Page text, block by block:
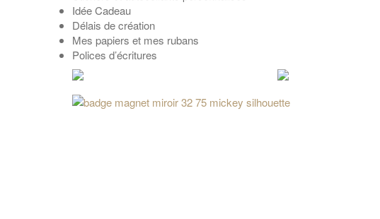
Idée Cadeau
Délais de création
Mes papiers et mes rubans
Polices d’écritures